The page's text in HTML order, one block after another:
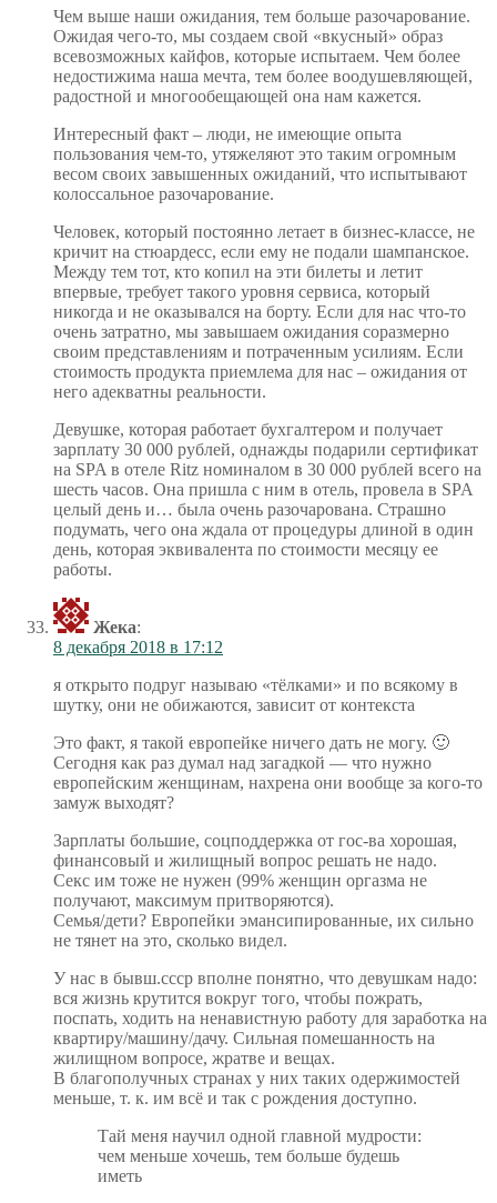
Чем выше наши ожидания, тем больше разочарование.
Ожидая чего-то, мы создаем свой «вкусный» образ
всевозможных кайфов, которые испытаем. Чем более
недостижима наша мечта, тем более воодушевляющей,
радостной и многообещающей она нам кажется.
Интересный факт – люди, не имеющие опыта
пользования чем-то, утяжеляют это таким огромным
весом своих завышенных ожиданий, что испытывают
колоссальное разочарование.
Человек, который постоянно летает в бизнес-классе, не
кричит на стюардесс, если ему не подали шампанское.
Между тем тот, кто копил на эти билеты и летит
впервые, требует такого уровня сервиса, который
никогда и не оказывался на борту. Если для нас что-то
очень затратно, мы завышаем ожидания соразмерно
своим представлениям и потраченным усилиям. Если
стоимость продукта приемлема для нас – ожидания от
него адекватны реальности.
Девушке, которая работает бухгалтером и получает
зарплату 30 000 рублей, однажды подарили сертификат
на SPA в отеле Ritz номиналом в 30 000 рублей всего на
шесть часов. Она пришла с ним в отель, провела в SPA
целый день и… была очень разочарована. Страшно
подумать, чего она ждала от процедуры длиной в один
день, которая эквивалента по стоимости месяцу ее
работы.
Жека:
8 декабря 2018 в 17:12
я открыто подруг называю «тёлками» и по всякому в
шутку, они не обижаются, зависит от контекста
Это факт, я такой европейке ничего дать не могу. 🙂
Сегодня как раз думал над загадкой — что нужно
европейским женщинам, нахрена они вообще за кого-то
замуж выходят?
Зарплаты большие, соцподдержка от гос-ва хорошая,
финансовый и жилищный вопрос решать не надо.
Секс им тоже не нужен (99% женщин оргазма не
получают, максимум притворяются).
Семья/дети? Европейки эмансипированные, их сильно
не тянет на это, сколько видел.
У нас в бывш.ссср вполне понятно, что девушкам надо:
вся жизнь крутится вокруг того, чтобы пожрать,
поспать, ходить на ненавистную работу для заработка на
квартиру/машину/дачу. Сильная помешанность на
жилищном вопросе, жратве и вещах.
В благополучных странах у них таких одержимостей
меньше, т. к. им всё и так с рождения доступно.
Тай меня научил одной главной мудрости:
чем меньше хочешь, тем больше будешь
иметь